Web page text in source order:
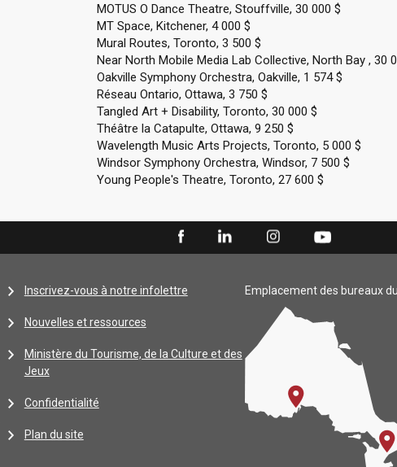
MOTUS O Dance Theatre, Stouffville, 30 000 $
MT Space, Kitchener, 4 000 $
Mural Routes, Toronto, 3 500 $
Near North Mobile Media Lab Collective, North Bay , 30
Oakville Symphony Orchestra, Oakville, 1 574 $
Réseau Ontario, Ottawa, 3 750 $
Tangled Art + Disability, Toronto, 30 000 $
Théâtre la Catapulte, Ottawa, 9 250 $
Wavelength Music Arts Projects, Toronto, 5 000 $
Windsor Symphony Orchestra, Windsor, 7 500 $
Young People's Theatre, Toronto, 27 600 $
Inscrivez-vous à notre infolettre
Nouvelles et ressources
Ministère du Tourisme, de la Culture et des
Jeux
Confidentialité
Plan du site
Emplacement des bureaux